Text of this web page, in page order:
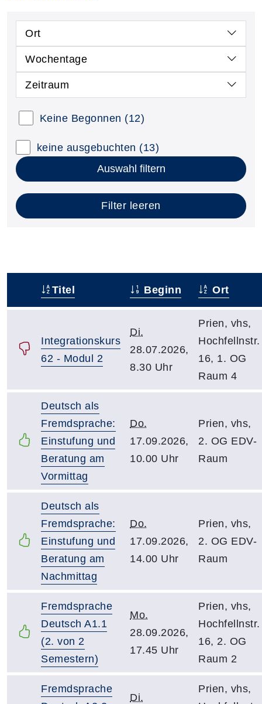
Ort
Wochentage
Zeitraum
Keine Begonnen (12)
keine ausgebuchten (13)
Auswahl filtern
Filter leeren
Titel Beginn Ort
Integrationskurs
62 - Modul 2
Di.
28.07.2026,
8.30 Uhr
Prien, vhs,
Hochfellnstr.
16, 1. OG
Raum 4
Deutsch als
Fremdsprache:
Einstufung und
Beratung am
Vormittag
Do.
17.09.2026,
10.00 Uhr
Prien, vhs,
2. OG EDV-
Raum
Deutsch als
Fremdsprache:
Einstufung und
Beratung am
Nachmittag
Do.
17.09.2026,
14.00 Uhr
Prien, vhs,
2. OG EDV-
Raum
Fremdsprache
Deutsch A1.1
(2. von 2
Semestern)
Mo.
28.09.2026,
17.45 Uhr
Prien, vhs,
Hochfellnstr.
16, 2. OG
Raum 2
Fremdsprache
Di.
Prien, vhs,